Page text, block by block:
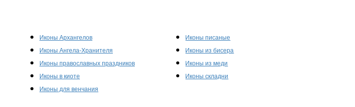
Иконы Архангелов
Иконы Ангела-Хранителя
Иконы православных праздников
Иконы в киоте
Иконы для венчания
Иконы писаные
Иконы из бисера
Иконы из меди
Иконы складни